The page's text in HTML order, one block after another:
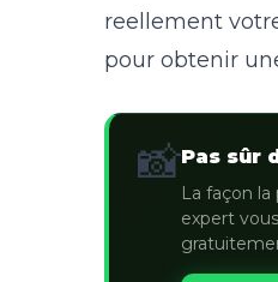
reellement
pour obtenir
📸Pas sûr
La façon la
expert